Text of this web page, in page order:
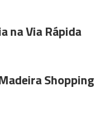
na Via Rápida
Shopping